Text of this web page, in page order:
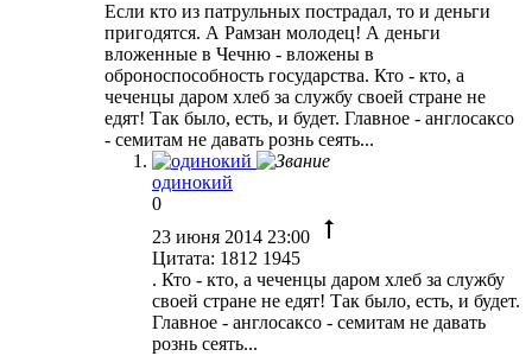
Если кто из патрульных пострадал, то и деньги
пригодятся. А Рамзан молодец! А деньги
вложенные в Чечню - вложены в
оброноспособность государства. Кто - кто, а
чеченцы даром хлеб за службу своей стране не
едят! Так было, есть, и будет. Главное - англосаксо
- семитам не давать рознь сеять...
одинокий
0
23 июня 2014 23:00
Цитата: 1812 1945
. Кто - кто, а чеченцы даром хлеб за службу
своей стране не едят! Так было, есть, и будет.
Главное - англосаксо - семитам не давать
рознь сеять...